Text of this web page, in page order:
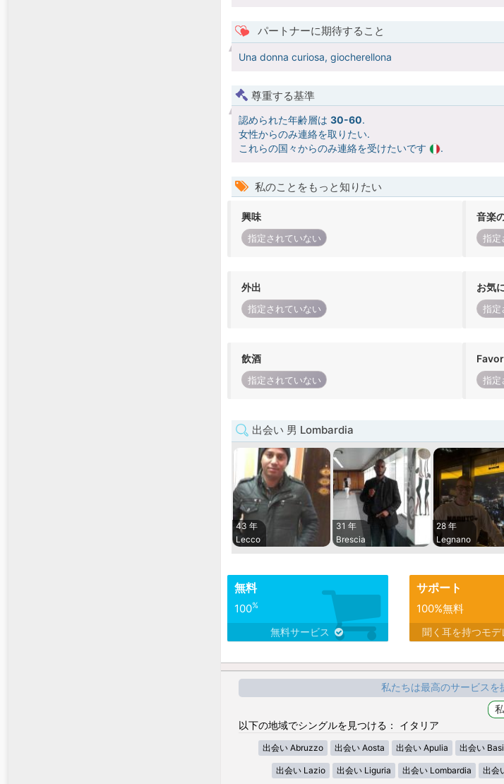
パートナーに期待すること
Una donna curiosa, giocherellona
尊重する基準
認められた年齢層は 30-60.
女性からのみ連絡を取りたい.
これらの国々からのみ連絡を受けたいです
.
私のことをもっと知りたい
興味
指定されていない
音楽
指定
外出
指定されていない
お気
指定
飲酒
指定されていない 指定
出会い 男 Lombardia
43 年
Lecco
31 年
Brescia
28 年
Legnano
無料
100%
無料サービス
サポート
100%無料
聞く耳を持つモデ
私たちは最高のサービスを
以下の地域でシングルを見つける： イタリア
出会い Abruzzo 出会い Aosta 出会い Apulia 出会い
出会い Lazio 出会い Liguria 出会い Lombardia 出会